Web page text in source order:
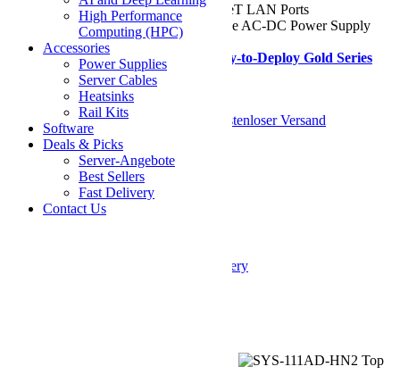
High Performance
Computing (HPC)
Accessories
Power Supplies
Server Cables
Heatsinks
Rail Kits
Software
Deals & Picks
Server-Angebote
Best Sellers
Fast Delivery
Contact Us
Network Ports:2x 2.5GbE BaseT LAN Ports
Power Supply:200W Low Noise AC-DC Power Supply
with PFC
Need it ASAP?
Shop our Ready-to-Deploy Gold Series
Configuration
Am B2B Programm teilnehmen
Sparen Sie 3% bei diesem System + kostenloser Versand
SKU
SYS-111AD-HN2
Customize and Add to Cart
Share on Facebook Share on Twitter
E-Mail
Skip to the beginning of the images gallery